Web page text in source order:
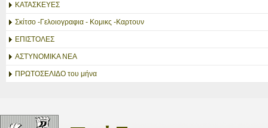
ΚΑΤΑΣΚΕΥΕΣ
Σκίτσο -Γελοιογραφια - Κομικς -Καρτουν
ΕΠΙΣΤΟΛΕΣ
ΑΣΤΥΝΟΜΙΚΑ ΝΕΑ
ΠΡΩΤΟΣΕΛΙΔΟ του μήνα